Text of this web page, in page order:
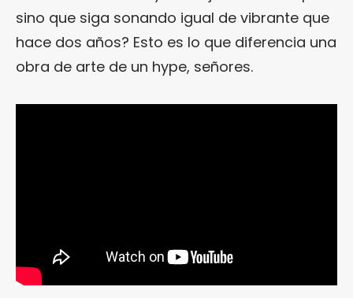
sino que siga sonando igual de vibrante que
hace dos años? Esto es lo que diferencia una
obra de arte de un hype, señores.